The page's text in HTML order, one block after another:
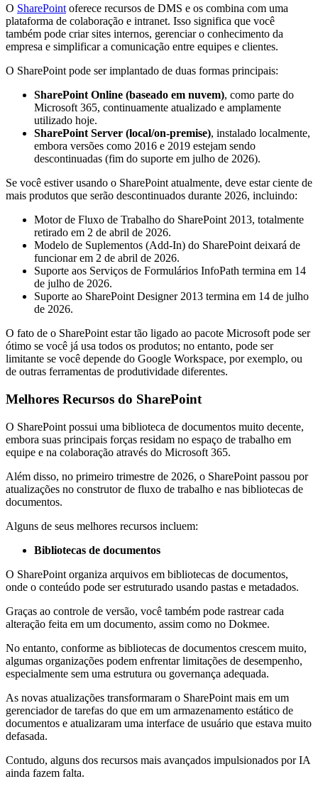
O SharePoint oferece recursos de DMS e os combina com uma
plataforma de colaboração e intranet. Isso significa que você
também pode criar sites internos, gerenciar o conhecimento da
empresa e simplificar a comunicação entre equipes e clientes.
O SharePoint pode ser implantado de duas formas principais:
SharePoint Online (baseado em nuvem), como parte do
Microsoft 365, continuamente atualizado e amplamente
utilizado hoje.
SharePoint Server (local/on-premise), instalado localmente,
embora versões como 2016 e 2019 estejam sendo
descontinuadas (fim do suporte em julho de 2026).
Se você estiver usando o SharePoint atualmente, deve estar ciente de
mais produtos que serão descontinuados durante 2026, incluindo:
Motor de Fluxo de Trabalho do SharePoint 2013, totalmente
retirado em 2 de abril de 2026.
Modelo de Suplementos (Add-In) do SharePoint deixará de
funcionar em 2 de abril de 2026.
Suporte aos Serviços de Formulários InfoPath termina em 14
de julho de 2026.
Suporte ao SharePoint Designer 2013 termina em 14 de julho
de 2026.
O fato de o SharePoint estar tão ligado ao pacote Microsoft pode ser
ótimo se você já usa todos os produtos; no entanto, pode ser
limitante se você depende do Google Workspace, por exemplo, ou
de outras ferramentas de produtividade diferentes.
Melhores Recursos do SharePoint
O SharePoint possui uma biblioteca de documentos muito decente,
embora suas principais forças residam no espaço de trabalho em
equipe e na colaboração através do Microsoft 365.
Além disso, no primeiro trimestre de 2026, o SharePoint passou por
atualizações no construtor de fluxo de trabalho e nas bibliotecas de
documentos.
Alguns de seus melhores recursos incluem:
Bibliotecas de documentos
O SharePoint organiza arquivos em bibliotecas de documentos,
onde o conteúdo pode ser estruturado usando pastas e metadados.
Graças ao controle de versão, você também pode rastrear cada
alteração feita em um documento, assim como no Dokmee.
No entanto, conforme as bibliotecas de documentos crescem muito,
algumas organizações podem enfrentar limitações de desempenho,
especialmente sem uma estrutura ou governança adequada.
As novas atualizações transformaram o SharePoint mais em um
gerenciador de tarefas do que em um armazenamento estático de
documentos e atualizaram uma interface de usuário que estava muito
defasada.
Contudo, alguns dos recursos mais avançados impulsionados por IA
ainda fazem falta.